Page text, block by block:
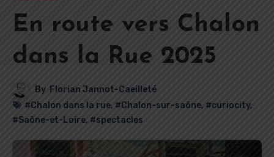
En route vers Chalon
dans la Rue 2025
By Florian Jannot-Caeilleté
#Chalon dans la rue, #Chalon-sur-saône, #curiocity,
#Saône-et-Loire, #spectacles